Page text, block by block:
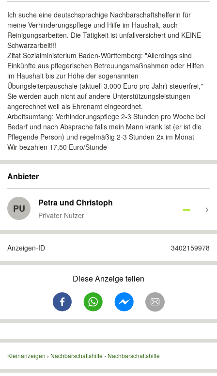
Ich suche eine deutschsprachige Nachbarschaftshelferin für
meine Verhinderungspflege und Hilfe im Haushalt, auch
Reinigungsarbeiten. Die Tätigkeit ist unfallversichert und KEINE
Schwarzarbeit!!!
Zitat Sozialministerium Baden-Württemberg: "Allerdings sind
Einkünfte aus pflegerischen Betreuungsmaßnahmen oder Hilfen
im Haushalt bis zur Höhe der sogenannten
Übungsleiterpauschale (aktuell 3.000 Euro pro Jahr) steuerfrei,"
Sie werden auch nicht auf andere Unterstützungsleistungen
angerechnet weil als Ehrenamt eingeordnet.
Arbeitsumfang: Verhinderungspflege 2-3 Stunden pro Woche bei
Bedarf und nach Absprache falls mein Mann krank ist (er ist die
Pflegende Person) und regelmäßig 2-3 Stunden 2x im Monat
Wir bezahlen 17,50 Euro/Stunde
Anbieter
PU Petra und Christoph
Privater Nutzer
Anzeigen-ID 3402159978
Diese Anzeige teilen
Kleinanzeigen Nachbarschaftshilfe Nachbarschaftshilfe